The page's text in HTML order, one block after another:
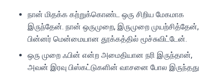
நான் மிதக்க கற்றுக்கொண்ட ஒரு சிறிய மேகமாக
இருந்தேன். நான் ஒருமுறை, இருமுறை முயற்சித்தேன்,
பின்னர் மென்மையான தூக்கத்தில் மூச்சுவிட்டேன்.
ஒரு முறை ஃபின் என்ற அமைதியான நரி இருந்தான்,
அவன் இரவு பிஸ்கட்டுகளின் வாசனை போல இருந்தது